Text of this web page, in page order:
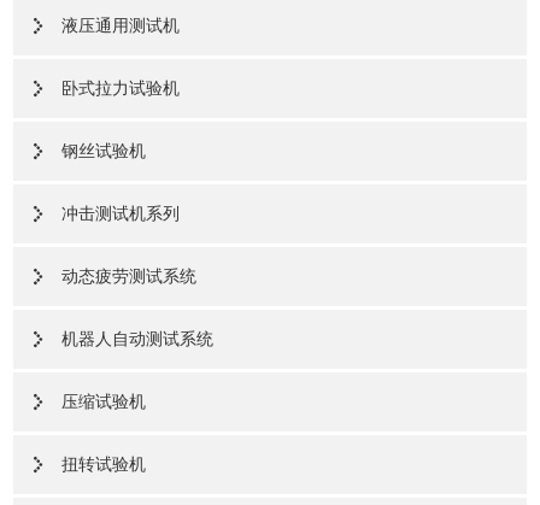
液压通用测试机
卧式拉力试验机
钢丝试验机
冲击测试机系列
动态疲劳测试系统
机器人自动测试系统
压缩试验机
扭转试验机